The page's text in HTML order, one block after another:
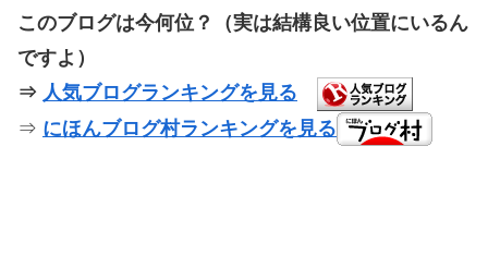
このブログは今何位？（実は結構良い位置にいるん
ですよ）
⇒ 人気ブログランキングを見る
⇒ にほんブログ村ランキングを見る